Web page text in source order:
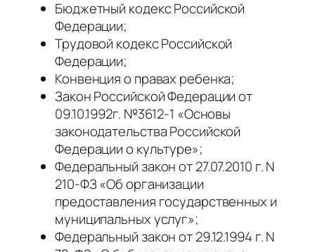
Бюджетный кодекс Российской
Федерации;
Трудовой кодекс Российской
Федерации;
Конвенция о правах ребенка;
Закон Российской Федерации от
09.10.1992г. №3612-1 «Основы
законодательства Российской
Федерации о культуре»;
Федеральный закон от 27.07.2010 г. N
210-ФЗ «Об организации
предоставления государственных и
муниципальных услуг»;
Федеральный закон от 29.12.1994 г. N